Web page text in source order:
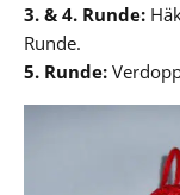
3. & 4. Runde:
Runde.
5. Runde: